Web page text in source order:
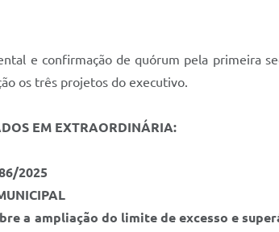
e confirmação de quórum pela primeira
os três projetos do executivo.
EM EXTRAORDINÁRIA:
2025
a ampliação do limite de excesso e